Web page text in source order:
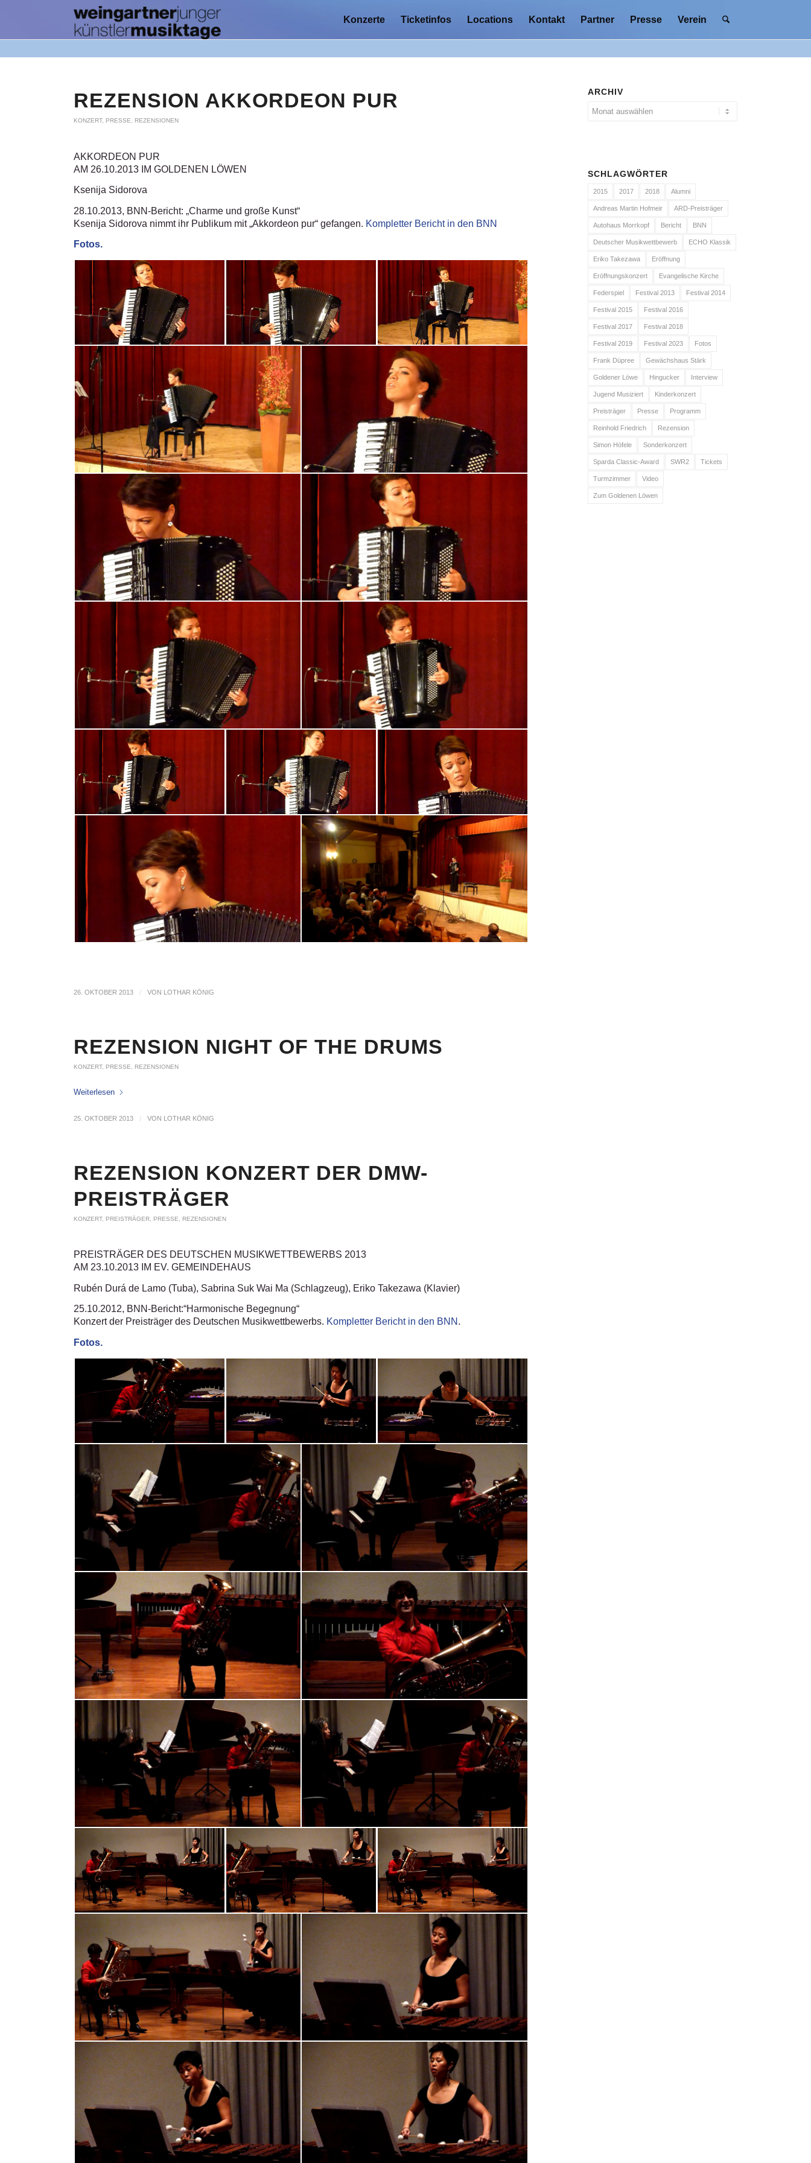
Konzerte Ticketinfos Locations Kontakt Partner Presse Verein
REZENSION AKKORDEON PUR
KONZERT, PRESSE REZENSIONEN
AKKORDEON PUR
AM 26.10.2013 IM GOLDENEN LÖWEN
Ksenija Sidorova
28.10.2013, BNN-Bericht: „Charme und große Kunst“
Ksenija Sidorova nimmt ihr Publikum mit „Akkordeon pur“ gefangen. Kompletter Bericht in den BNN
Fotos.
26. OKTOBER 2013 / VON LOTHAR KÖNIG
REZENSION NIGHT OF THE DRUMS
KONZERT, PRESSE REZENSIONEN
Weiterlesen
25. OKTOBER 2013 / VON LOTHAR KÖNIG
REZENSION KONZERT DER DMW-
PREISTRÄGER
KONZERT, PREISTRÄGER PRESSE REZENSIONEN
PREISTRÄGER DES DEUTSCHEN MUSIKWETTBEWERBS 2013
AM 23.10.2013 IM EV. GEMEINDEHAUS
Rubén Durá de Lamo (Tuba), Sabrina Suk Wai Ma (Schlagzeug), Eriko Takezawa (Klavier)
25.10.2012, BNN-Bericht:“Harmonische Begegnung“
Konzert der Preisträger des Deutschen Musikwettbewerbs. Kompletter Bericht in den BNN .
Fotos.
ARCHIV
SCHLAGWÖRTER
2015 2017 2018 Alumni
Andreas Martin Hofmeir ARD-Preisträger
Autohaus Morrkopf Bericht BNN
Deutscher Musikwettbewerb ECHO Klassik
Eriko Takezawa Eröffnung
Eröffnungskonzert Evangelische Kirche
Federspiel Festival 2013 Festival 2014
Festival 2015 Festival 2016
Festival 2017 Festival 2018
Festival 2019 Festival 2023 Fotos
Frank Düpree Gewächshaus Stärk
Goldener Löwe Hingucker Interview
Jugend Musiziert Kinderkonzert
Preisträger Presse Programm
Reinhold Friedrich Rezension
Simon Höfele Sonderkonzert
Sparda Classic-Award SWR2 Tickets
Turmzimmer Video
Zum Goldenen Löwen